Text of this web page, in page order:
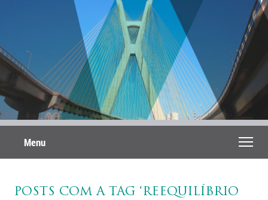
Menu
POSTS COM A TAG ‘REEQUILÍBRIO